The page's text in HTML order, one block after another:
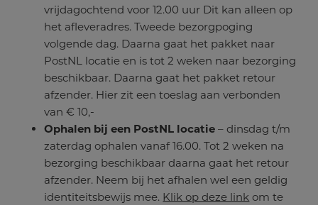
vrijdagochtend voor 12.00 uur Dit kan alleen op
het afleveradres. Tweede bezorgpoging
volgende dag. Daarna gaat het pakket naar
PostNL locatie en is tot 2 weken naar bezorging
beschikbaar. Daarna gaat het pakket retour
afzender. Hier zit een toeslag aan verbonden
van € 10,-
Ophalen bij een PostNL locatie – dinsdag t/m
zaterdag ophalen vanaf 16.00. Tot 2 weken na
bezorging beschikbaar daarna gaat het retour
afzender. Neem bij het afhalen wel een geldig
identiteitsbewijs mee. Klik op deze link om te